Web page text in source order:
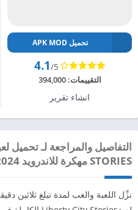
تحميل APK MOD
4.1/5
التقييمات:394,000
انشاء تقرير
STORIES مهكرة للاندرويد 2024
نزِّل اللعبة والعب لمدة تبلغ ثلاثين